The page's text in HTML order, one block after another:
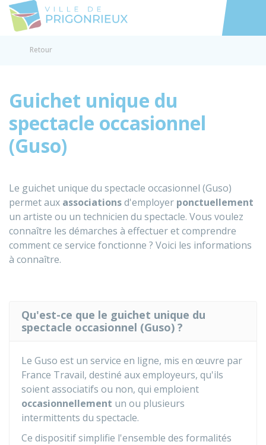
Accéder
Retour
Guichet unique du
spectacle occasionnel
(Guso)
Le guichet unique du spectacle occasionnel (Guso)
permet aux associationsd'employer ponctuellement
un artiste ou un technicien du spectacle. Vous voulez
connaître les démarches à effectuer et comprendre
comment ce service fonctionne ? Voici les informations
à connaître.
Qu'est-ce que le guichet unique du
spectacle occasionnel (Guso) ?
Le Guso est un service en ligne, mis en œuvre par
France Travail, destiné aux employeurs, qu'ils
soient associatifs ou non, qui emploient
occasionnellement un ou plusieurs
intermittents du spectacle.
Ce dispositif simplifie l'ensemble des formalités